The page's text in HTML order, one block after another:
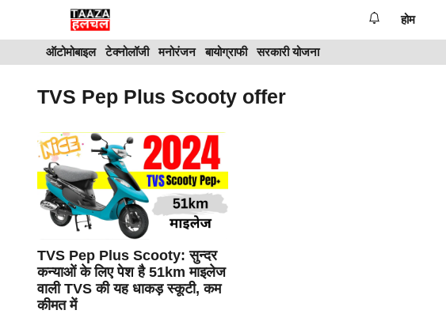
content
होम
ऑटोमोबाइल टेक्नोलॉजी मनोरंजन बायोग्राफी सरकारी योजना
TVS Pep Plus Scooty offer
TVS Pep Plus Scooty: सुन्दर
कन्याओं के लिए पेश है 51km माइलेज
वाली TVS की यह धाकड़ स्कूटी, कम
कीमत में